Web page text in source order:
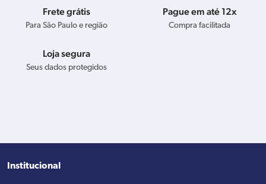
Frete grátis
Para São Paulo e região
Pague em até 12x
Compra facilitada
Loja segura
Seus dados protegidos
Institucional